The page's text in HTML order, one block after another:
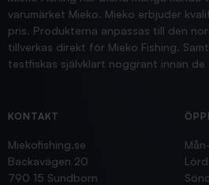
varumärket Mieko. Mieko erbjuder
pris. Produkterna anpassas till den
tillverkas direkt för Mieko Fishing.
testfiskas självklart noggrant innan
KONTAKT
Miekofishing.se
Backavägen 20
790 15 Sundborn